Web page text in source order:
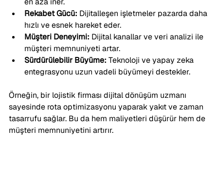
Rekabet Gücü: Dijitalleşen işletmeler pazarda daha
hızlı ve esnek hareket eder.
Müşteri Deneyimi: Dijital kanallar ve veri analizi ile
müşteri memnuniyeti artar.
Sürdürülebilir Büyüme: Teknoloji ve yapay zeka
entegrasyonu uzun vadeli büyümeyi destekler.
Örneğin, bir lojistik firması dijital dönüşüm uzmanı
sayesinde rota optimizasyonu yaparak yakıt ve zaman
tasarrufu sağlar. Bu da hem maliyetleri düşürür hem de
müşteri memnuniyetini artırır.